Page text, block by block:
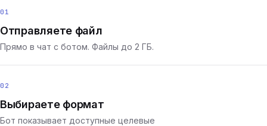
01
Отправляете файл
Прямо в чат с ботом. Файлы до 2 ГБ.
02
Выбираете формат
Бот показывает доступные целевые